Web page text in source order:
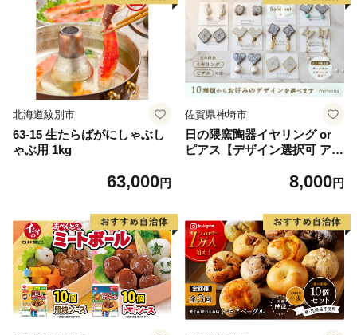
北海道紋別市
63-15 生たらばがにしゃぶし
ゃぶ用 1kg
63,000円
佐賀県神埼市
日の隈窯陶器イヤリング or
ピアス【デザイン選択可 アク
焼 陶器 窯元 陶芸作家】(H02
8,000円